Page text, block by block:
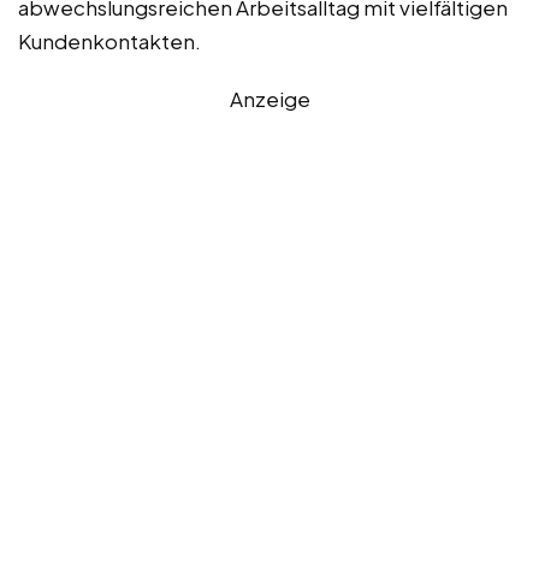
abwechslungsreichen Arbeitsalltag mit vielfältigen
Kundenkontakten.
Anzeige